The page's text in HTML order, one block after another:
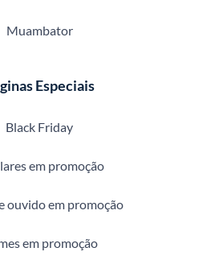
Muambator
Especiais
Black Friday
em promoção
ouvido em promoção
em promoção